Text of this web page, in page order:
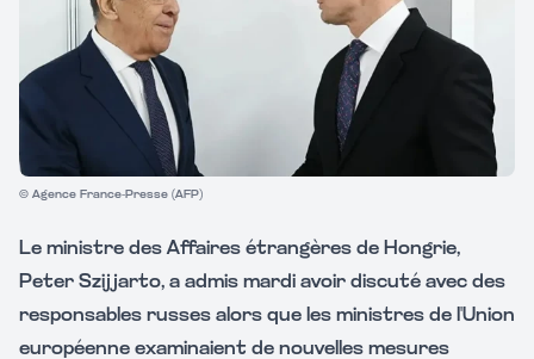
© Agence France-Presse (AFP)
Le ministre des Affaires étrangères de Hongrie,
Peter Szijjarto, a admis mardi avoir discuté avec des
responsables russes alors que les ministres de l'Union
européenne examinaient de nouvelles mesures